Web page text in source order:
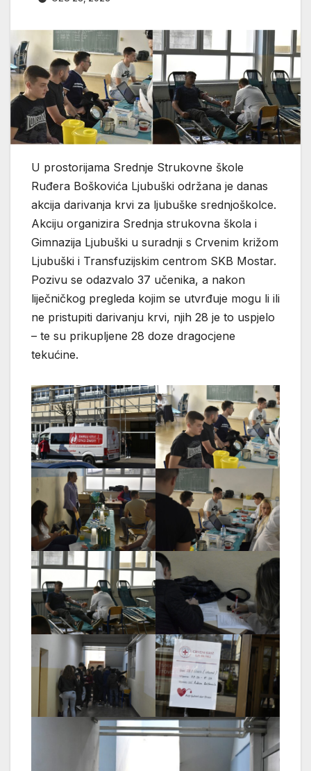
U prostorijama Srednje Strukovne škole
Ruđera Boškovića Ljubuški održana je danas
akcija darivanja krvi za ljubuške srednjoškolce.
Akciju organizira Srednja strukovna škola i
Gimnazija Ljubuški u suradnji s Crvenim križom
Ljubuški i Transfuzijskim centrom SKB Mostar.
Pozivu se odazvalo 37 učenika, a nakon
liječničkog pregleda kojim se utvrđuje mogu li ili
ne pristupiti darivanju krvi, njih 28 je to uspjelo
– te su prikupljene 28 doze dragocjene
tekućine.